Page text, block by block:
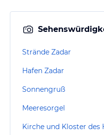
Strände Zadar
Hafen Zadar
Sonnengruß
Meeresorgel